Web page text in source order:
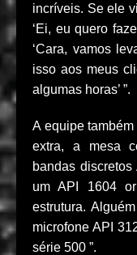
incríveis. Se ele
‘Ei, eu quero
‘Cara, vamos
isso aos meus
algumas horas’ ”.
A equipe
extra, a mesa
bandas
um API 1604
estrutura.
microfone API
série 500 ”.